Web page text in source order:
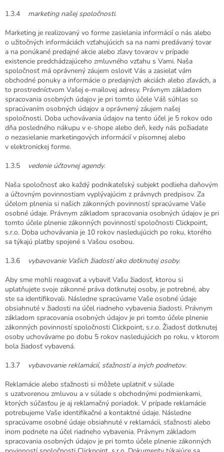
1.3.4 marketing našej spoločnosti.
Marketing je realizovaný vo forme zasielania informácií o nás alebo
o užitočných informáciách vzťahujúcich sa na nami predávaný tovar
a na ponúkané predajné akcie alebo zľavy tovarov v prípade
existencie predchádzajúceho zmluvného vzťahu s Vami. Naša
spoločnosť má oprávnený záujem osloviť Vás a zasielať vám
obchodné ponuky a informácie o predajných akciách alebo zľavách, a
to prostredníctvom Vašej e-mailovej adresy. Právnym základom
spracovania osobných údajov je pri tomto účele Váš súhlas so
spracúvaním osobných údajov a oprávnený záujem našej
spoločnosti. Doba uchovávania údajov na tento účel je 5 rokov odo
dňa posledného nákupu v e-shope alebo deň, kedy nás požiadate
o nezasielanie marketingových informácií v písomnej alebo
v elektronickej forme.
1.3.5
vedenie účtovnej agendy.
Naša spoločnosť ako každý podnikateľský subjekt podlieha daňovým
a účtovným povinnostiam vyplývajúcim z právnych predpisov. Za
účelom plnenia si našich zákonných povinností spracúvame Vaše
osobné údaje. Právnym základom spracovania osobných údajov je pri
tomto účele plnenie zákonných povinností spoločnosti Clickpoint,
s.r.o. Doba uchovávania je 10 rokov nasledujúcich po roku, ktorého
sa týkajú platby spojené s Vašou osobou.
1.3.6
vybavovanie Vašich žiadostí ako dotknutej osoby.
Aby sme mohli reagovať a vybaviť Vašu žiadosť, ktorou si
uplatňujete svoje zákonné práva dotknutej osoby, je potrebné, aby
ste sa identifikovali. Následne spracúvame Vaše osobné údaje
obsiahnuté v žiadosti na účel riadneho vybavenia žiadosti. Právnym
základom spracovania osobných údajov je pri tomto účele plnenie
zákonných povinností spoločnosti Clickpoint, s.r.o. Žiadosť dotknutej
osoby uchovávame po dobu 5 rokov nasledujúcich po roku, v ktorom
bola žiadosť vybavená.
1.3.7
vybavovanie reklamácií, sťažností a iných podnetov.
Reklamácie alebo sťažnosti si môžete uplatniť v súlade
s uzatvorenou zmluvou a v súlade s obchodnými podmienkami,
ktorých súčasťou je aj reklamačný poriadok. V prípade reklamácie
potrebujeme Vaše identifikačné a kontaktné údaje. Následne
spracúvame osobné údaje obsiahnuté v reklamácii, sťažnosti alebo
inom podnete na účel riadneho vybavenia. Právnym základom
spracovania osobných údajov je pri tomto účele plnenie zákonných